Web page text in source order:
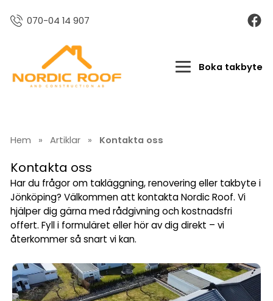
070-04 14 907
Boka takbyte
Hem » Artiklar » Kontakta oss
Kontakta oss
Har du frågor om takläggning, renovering eller takbyte i
Jönköping? Välkommen att kontakta Nordic Roof. Vi
hjälper dig gärna med rådgivning och kostnadsfri
offert. Fyll i formuläret eller hör av dig direkt – vi
återkommer så snart vi kan.